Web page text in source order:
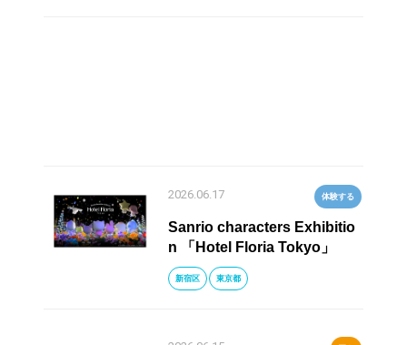
2026.06.17 体験する
Sanrio characters Exhibitio
n 「Hotel Floria Tokyo」
新宿区 東京都